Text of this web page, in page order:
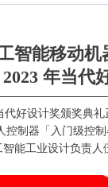
智能移动机
年当代
代好设计奖颁奖典
控制器「入门级控制
能工业设计负责人